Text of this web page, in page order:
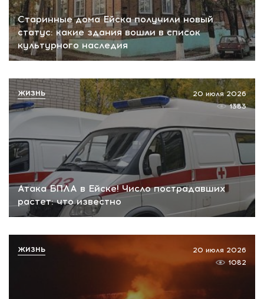
Старинные дома Ейска получили новый
статус: какие здания вошли в список
культурного наследия
Атака БПЛА в Ейске! Число пострадавших
растет: что известно
20 июля 2026
1383
ЖИЗНЬ
20 июля 2026
1082
ЖИЗНЬ